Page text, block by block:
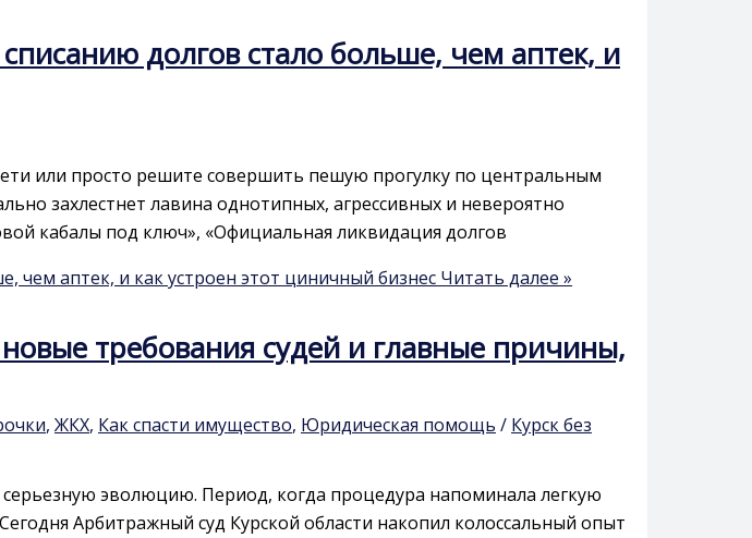
долгов стало больше, чем аптек, и
или просто решите совершить пешую прогулку по центральным
захлестнет лавина однотипных, агрессивных и невероятно
кабалы под ключ», «Официальная ликвидация долгов
чем аптек, и как устроен этот циничный бизнес Читать далее »
требования судей и главные причины,
, ЖКХ, Как спасти имущество, Юридическая помощь / Курск без
эволюцию. Период, когда процедура напоминала легкую
Арбитражный суд Курской области накопил колоссальный опыт